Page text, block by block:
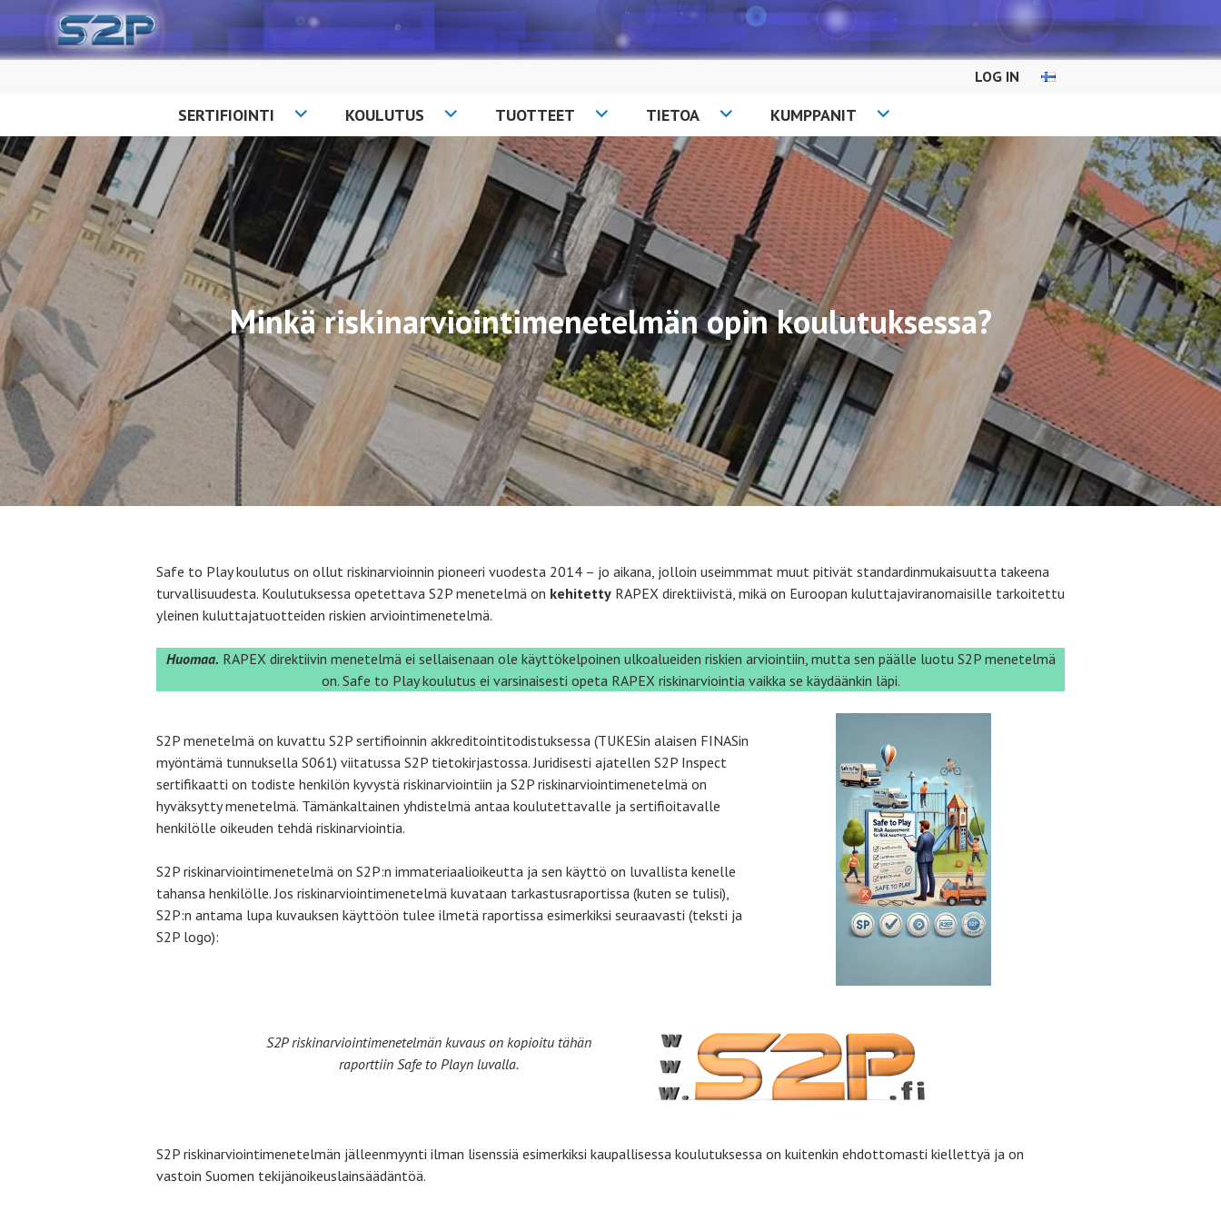
sisältöön
LOG IN
SERTIFIOINTI KOULUTUS TUOTTEET TIETOA KUMPPANIT
Minkä riskinarviointimenetelmän opin koulutuksessa?
Safe to Play koulutus on ollut riskinarvioinnin pioneeri vuodesta 2014 – jo aikana, jolloin useimmmat muut pitivät standardinmukaisuutta takeena
turvallisuudesta. Koulutuksessa opetettava S2P menetelmä on kehitetty RAPEX direktiivistä, mikä on Euroopan kuluttajaviranomaisille tarkoitettu
yleinen kuluttajatuotteiden riskien arviointimenetelmä.
Huomaa. RAPEX direktiivin menetelmä ei sellaisenaan ole käyttökelpoinen ulkoalueiden riskien arviointiin, mutta sen päälle luotu S2P menetelmä
on. Safe to Play koulutus ei varsinaisesti opeta RAPEX riskinarviointia vaikka se käydäänkin läpi.
S2P menetelmä on kuvattu S2P sertifioinnin akkreditointitodistuksessa (TUKESin alaisen FINASin
myöntämä tunnuksella S061) viitatussa S2P tietokirjastossa. Juridisesti ajatellen S2P Inspect
sertifikaatti on todiste henkilön kyvystä riskinarviointiin ja S2P riskinarviointimenetelmä on
hyväksytty menetelmä. Tämänkaltainen yhdistelmä antaa koulutettavalle ja sertifioitavalle
henkilölle oikeuden tehdä riskinarviointia.
S2P riskinarviointimenetelmä on S2P:n immateriaalioikeutta ja sen käyttö on luvallista kenelle
tahansa henkilölle. Jos riskinarviointimenetelmä kuvataan tarkastusraportissa (kuten se tulisi),
S2P:n antama lupa kuvauksen käyttöön tulee ilmetä raportissa esimerkiksi seuraavasti (teksti ja
S2P logo):
S2P riskinarviointimenetelmän kuvaus on kopioitu tähän
raporttiin Safe to Playn luvalla.
S2P riskinarviointimenetelmän jälleenmyynti ilman lisenssiä esimerkiksi kaupallisessa koulutuksessa on kuitenkin ehdottomasti kiellettyä ja on
vastoin Suomen tekijänoikeuslainsäädäntöä.